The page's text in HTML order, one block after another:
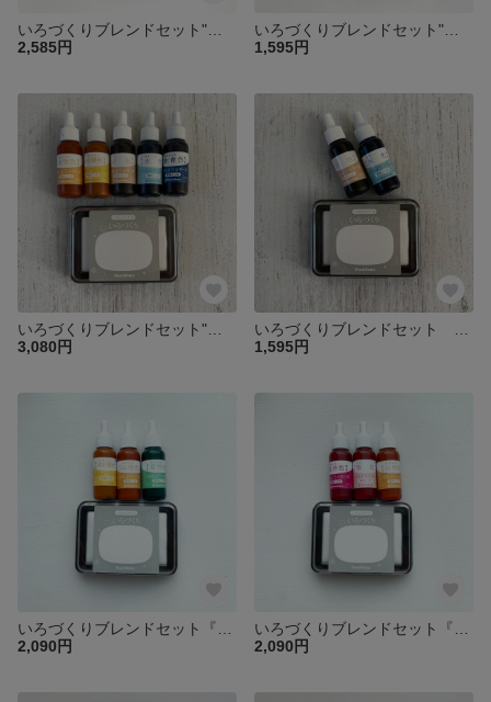
2,585円
1,595円
3,080円
1,595円
2,090円
2,090円